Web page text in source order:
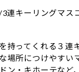
連キーリングマス
持ってくれる３連
場所につけやすい
ン・キホーテなど